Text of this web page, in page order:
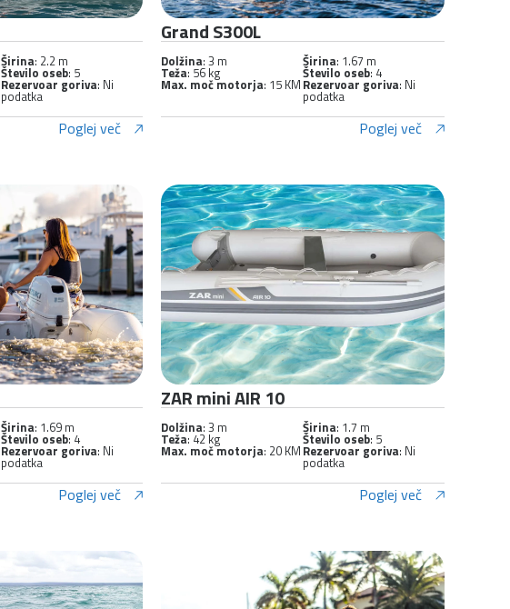
Širina: 2.2 m
Število oseb: 5
Rezervoar goriva: Ni
podatka
Poglej več
Grand S300L
Dolžina: 3 m Širina: 1.67 m
Teža: 56 kg Število oseb: 4
Max. moč motorja: 15 KM Rezervoar goriva: Ni
podatka
Poglej več
Širina: 1.69 m
Število oseb: 4
Rezervoar goriva: Ni
podatka
Poglej več
ZAR mini AIR 10
Dolžina: 3 m Širina: 1.7 m
Teža: 42 kg Število oseb: 5
Max. moč motorja: 20 KM Rezervoar goriva: Ni
podatka
Poglej več